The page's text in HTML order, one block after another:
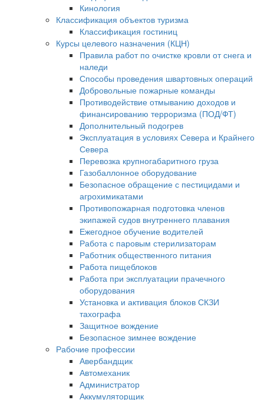
Кинология
Классификация объектов туризма
Классификация гостиниц
Курсы целевого назначения (КЦН)
Правила работ по очистке кровли от снега и
наледи
Способы проведения швартовных операций
Добровольные пожарные команды
Противодействие отмыванию доходов и
финансированию терроризма (ПОД/ФТ)
Дополнительный подогрев
Эксплуатация в условиях Севера и Крайнего
Севера
Перевозка крупногабаритного груза
Газобаллонное оборудование
Безопасное обращение с пестицидами и
агрохимикатами
Противопожарная подготовка членов
экипажей судов внутреннего плавания
Ежегодное обучение водителей
Работа с паровым стерилизаторам
Работник общественного питания
Работа пищеблоков
Работа при эксплуатации прачечного
оборудования
Установка и активация блоков СКЗИ
тахографа
Защитное вождение
Безопасное зимнее вождение
Рабочие профессии
Авербандщик
Автомеханик
Администратор
Аккумуляторщик